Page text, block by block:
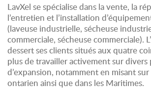
LavXel se spécialise dans la vente, la
l’entretien et l’installation
(laveuse industrielle, sécheuse
commerciale, sécheuse commerciale).
dessert ses clients situés aux quatre
plus de travailler activement sur divers
d’expansion, notamment en misant
ontarien ainsi que dans les Maritimes.